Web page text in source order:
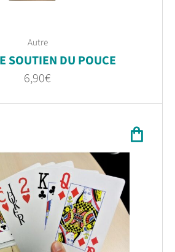
Autre
SOUTIEN DU POUCE
6,90€